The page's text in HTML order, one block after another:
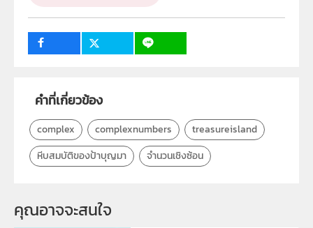
วิชา
คณิตศาสตร์
คำที่เกี่ยวข้อง
complex complexnumbers
treasureisland
หีบสมบัติของป้าบุญมา
จำนวนเชิงซ้อน
คุณอาจจะสนใจ